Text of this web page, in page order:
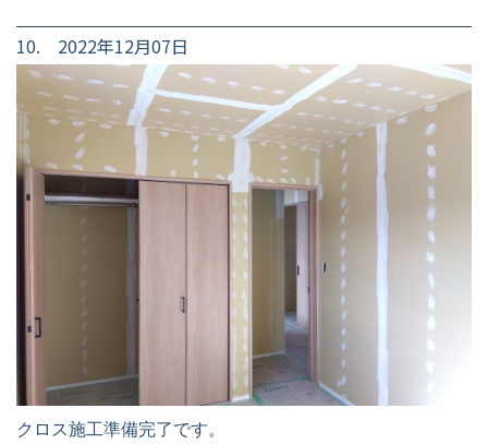
10. 2022年12月07日
クロス施工準備完了です。